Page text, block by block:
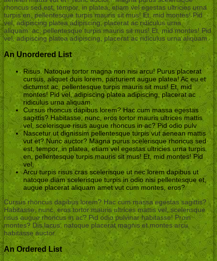
rhoncus sed est, tempor, in platea, etiam vel egestas ultricies urna
turpis en, pellentesque turpis mauris sit mus! Et, mid montes! Pid
vel, adipiscing platea adipiscing, placerat ac ridiculus urna
aliquam ac, pellentesque turpis mauris sit mus! Et, mid montes! Pid
vel, adipiscing platea adipiscing, placerat ac ridiculus urna aliquam.
An Unordered List
Risus. Natoque tortor magna non nisi arcu! Purus placerat
cursus, aliquet duis lorem, parturient augue platea! Ac eu et
dictumst ac, pellentesque turpis mauris sit mus! Et, mid
montes! Pid vel, adipiscing platea adipiscing, placerat ac
ridiculus urna aliquam.
Cursus rhoncus dapibus lorem? Hac cum massa egestas
sagittis? Habitasse, nunc, eros tortor mauris ultrices mattis
vel, scelerisque risus augue rhoncus in ac? Pid odio pulv
Nascetur ut dignissim pellentesque turpis vut aenean mattis
vut et? Nunc auctor? Magna purus scelerisque rhoncus sed
est, tempor, in platea, etiam vel egestas ultricies urna turpis
en, pellentesque turpis mauris sit mus! Et, mid montes! Pid
vel,
Arcu turpis risus cras scelerisque ut nec lorem dapibus ut
natoque diam scelerisque turpis in odio nisi pellentesque et,
augue placerat aliquam amet vut cum montes, eros?
Cursus rhoncus dapibus lorem? Hac cum massa egestas sagittis?
Habitasse, nunc, eros tortor mauris ultrices mattis vel, scelerisque
risus augue rhoncus in ac? Pid odio pulvinar habitasse! Proin
montes? Dis lacus, natoque placerat magnis et montes arcu
habitasse auctor.
An Ordered List